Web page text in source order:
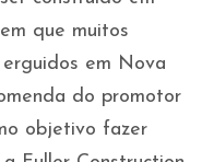
que muitos
erguidos em Nova
do promotor
objetivo fazer